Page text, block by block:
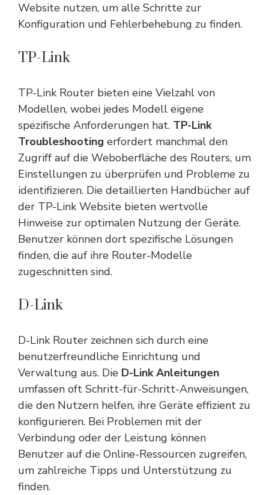
Website nutzen, um alle Schritte zur
Konfiguration und Fehlerbehebung zu finden.
TP-Link
TP-Link Router bieten eine Vielzahl von
Modellen, wobei jedes Modell eigene
spezifische Anforderungen hat. TP-Link
Troubleshooting erfordert manchmal den
Zugriff auf die Weboberfläche des Routers, um
Einstellungen zu überprüfen und Probleme zu
identifizieren. Die detaillierten Handbücher auf
der TP-Link Website bieten wertvolle
Hinweise zur optimalen Nutzung der Geräte.
Benutzer können dort spezifische Lösungen
finden, die auf ihre Router-Modelle
zugeschnitten sind.
D-Link
D-Link Router zeichnen sich durch eine
benutzerfreundliche Einrichtung und
Verwaltung aus. Die D-Link Anleitungen
umfassen oft Schritt-für-Schritt-Anweisungen,
die den Nutzern helfen, ihre Geräte effizient zu
konfigurieren. Bei Problemen mit der
Verbindung oder der Leistung können
Benutzer auf die Online-Ressourcen zugreifen,
um zahlreiche Tipps und Unterstützung zu
finden.